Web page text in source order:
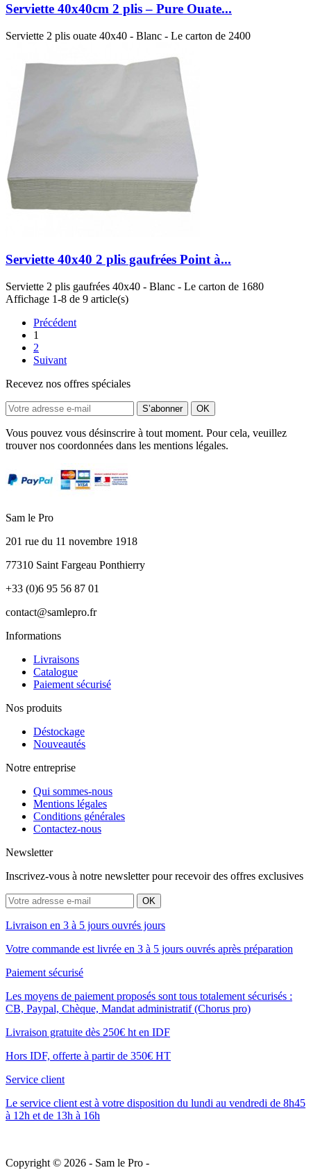
Serviette 40x40cm 2 plis – Pure Ouate...
Serviette 2 plis ouate 40x40 - Blanc - Le carton de 2400
Serviette 40x40 2 plis gaufrées Point à...
Serviette 2 plis gaufrées 40x40 - Blanc - Le carton de 1680
Affichage 1-8 de 9 article(s)
Précédent
1
2
Suivant
Recevez nos offres spéciales
Vous pouvez vous désinscrire à tout moment. Pour cela, veuillez
trouver nos coordonnées dans les mentions légales.
Sam le Pro
201 rue du 11 novembre 1918
77310 Saint Fargeau Ponthierry
+33 (0)6 95 56 87 01
contact@samlepro.fr
Informations
Livraisons
Catalogue
Paiement sécurisé
Nos produits
Déstockage
Nouveautés
Notre entreprise
Qui sommes-nous
Mentions légales
Conditions générales
Contactez-nous
Newsletter
Inscrivez-vous à notre newsletter pour recevoir des offres exclusives
Livraison en 3 à 5 jours ouvrés jours
Votre commande est livrée en 3 à 5 jours ouvrés après préparation
Paiement sécurisé
Les moyens de paiement proposés sont tous totalement sécurisés :
CB, Paypal, Chèque, Mandat administratif (Chorus pro)
Livraison gratuite dès 250€ ht en IDF
Hors IDF, offerte à partir de 350€ HT
Service client
Le service client est à votre disposition du lundi au vendredi de 8h45
à 12h et de 13h à 16h
Copyright © 2026 - Sam le Pro -